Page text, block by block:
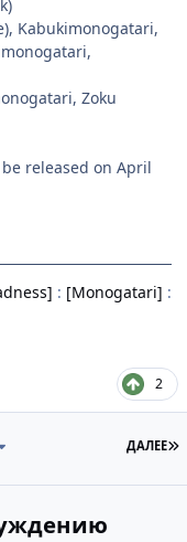
Kabukimonogatari,
Zoku
released on April
: [Monogatari] :
2
ДАЛЕЕ